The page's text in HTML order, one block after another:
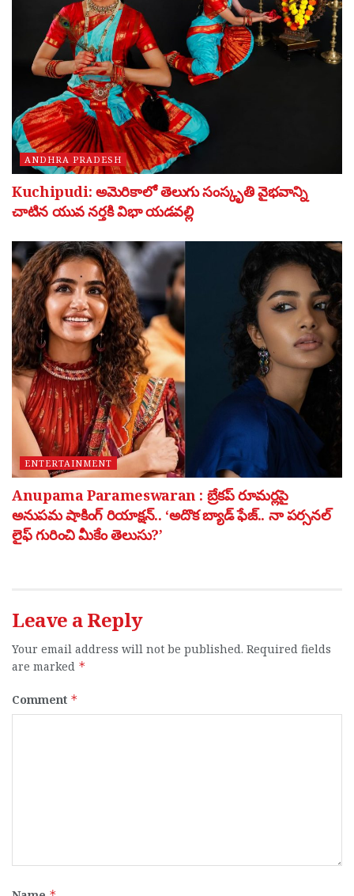
ANDHRA PRADESH
Kuchipudi: అమెరికాలో తెలుగు సంస్కృతి వైభవాన్ని
చాటిన యువ నర్తకి విభా యడవల్లి
ENTERTAINMENT
Anupama Parameswaran : బ్రేకప్ రూమర్లపై
అనుపమ షాకింగ్ రియాక్షన్.. ‘అదొక బ్యాడ్ ఫేజ్.. నా పర్సనల్
లైఫ్ గురించి మీకేం తెలుసు?’
Leave a Reply
Your email address will not be published. Required fields
are marked *
Comment *